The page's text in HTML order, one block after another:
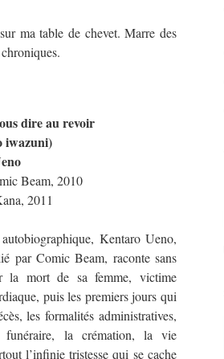
ma table de chevet. Marre des
dire au revoir
iwazuni)
Beam, 2010
2011
Kentaro Ueno,
par Comic Beam, raconte sans
la mort de sa femme, victime
puis les premiers jours qui
les formalités administratives,
funéraire, la crémation, la vie
l’infinie tristesse qui se cache